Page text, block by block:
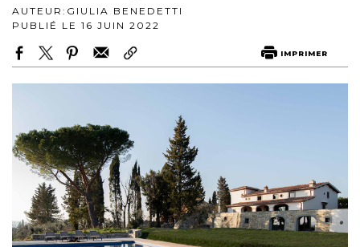
AUTEUR: GIULIA BENEDETTI
PUBLIÉ LE 16 JUIN 2022
IMPRIMER